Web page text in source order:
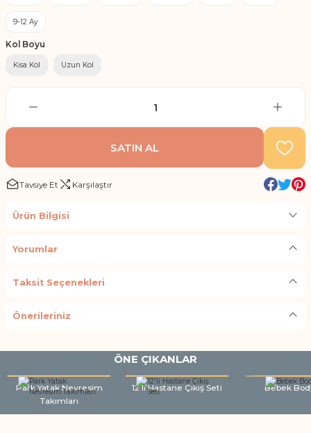
9-12 Ay
Kol Boyu
Kısa Kol Uzun Kol
SATIN AL
Tavsiye Et Karşılaştır
Ürün Bilgisi
Yorumlar
Taksit Seçenekleri
Önerileriniz
ÖNE ÇIKANLAR
Park Yatak Nevresim
Takımları
12'li Hastane Çıkış Seti Bebek